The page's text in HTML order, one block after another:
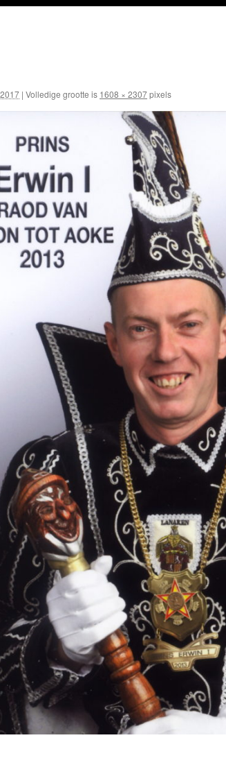
| Volledige grootte is 1608 × 2307pixels